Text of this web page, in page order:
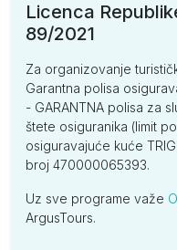
Licenca
89/2021
Za organizovanje
Garantna polisa
- GARANTNA polisa za
štete osiguranika (limit
osiguravajuće kuće
broj 470000065393.
Uz sve programe važe
ArgusTours.